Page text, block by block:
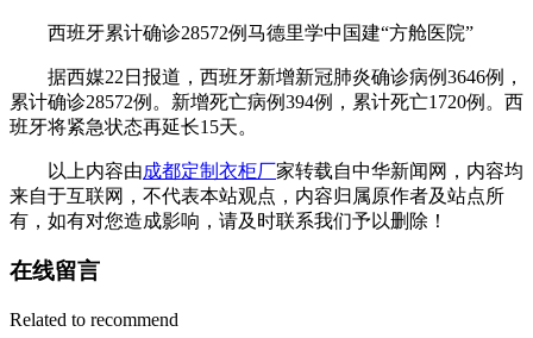
西班牙累计确诊28572例马德里学中国建“方舱医院”
据西媒22日报道，西班牙新增新冠肺炎确诊病例3646例，
累计确诊28572例。新增死亡病例394例，累计死亡1720例。西
班牙将紧急状态再延长15天。
以上内容由成都定制衣柜厂家转载自中华新闻网，内容均
来自于互联网，不代表本站观点，内容归属原作者及站点所
有，如有对您造成影响，请及时联系我们予以删除！
在线留言
Related to recommend